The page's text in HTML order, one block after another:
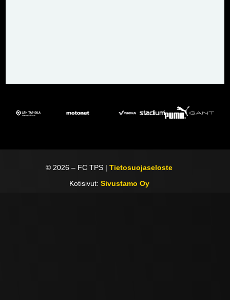
© 2026 – FC TPS |Tietosuojaseloste
Kotisivut: Sivustamo Oy